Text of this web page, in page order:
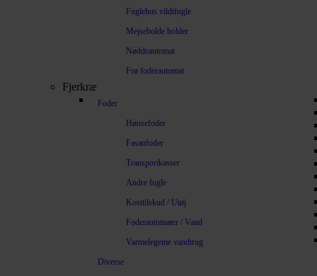
Fuglehus vildtfugle
Mejsebolde holder
Nøddeautomat
Frø foderautomat
Fjerkræ
Foder
Hønsefoder
Fasanfoder
Transportkasser
Andre fugle
Kosttilskud / Utøj
Foderautomater / Vand
Varmelegeme vandtrug
Diverse